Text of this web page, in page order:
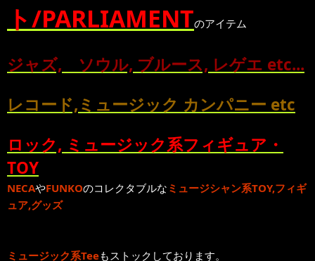
ト/PARLIAMENTのアイテム
ジャズ, ソウル, ブルース, レゲエ etc...
レコード,ミュージック カンパニー etc
ロック, ミュージック系フィギュア・
TOY
NECAやFUNKOのコレクタブルな ミュージシャン系TOY,フィギ
ュア,グッズ
ミュージック系Teeもストックしております。